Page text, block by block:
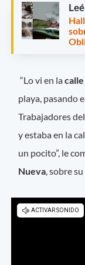
“Lo vi en la
playa, pasando
Trabajadores
y estaba en la
un pocito”, le
Nueva, sobre